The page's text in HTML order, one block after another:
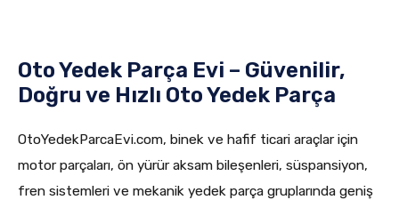
Oto Yedek Parça Evi – Güvenilir,
Doğru ve Hızlı Oto Yedek Parça
OtoYedekParcaEvi.com, binek ve hafif ticari araçlar için
motor parçaları, ön yürür aksam bileşenleri, süspansiyon,
fren sistemleri ve mekanik yedek parça gruplarında geniş